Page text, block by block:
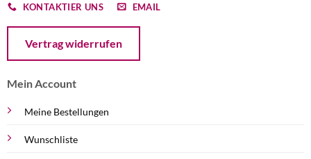
KONTAKTIER UNS EMAIL
Vertrag widerrufen
Mein Account
Meine Bestellungen
Wunschliste